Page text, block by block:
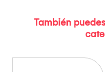
También